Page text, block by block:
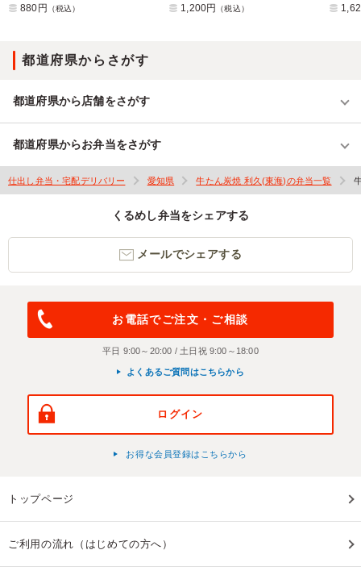
880円
（税込）
1,200円
（税込）
都道府県からさがす
都道府県から店舗をさがす
都道府県からお弁当をさがす
仕出し弁当・宅配デリバリー 愛知県 牛たん炭焼 利久(東海)の弁当一覧
くるめし弁当をシェアする
メールでシェアする
お電話でご注文・ご相談
平日 9:00～20:00 / 土日祝 9:00～18:00
よくあるご質問はこちらから
ログイン
お得な会員登録はこちらから
トップページ
ご利用の流れ（はじめての方へ）